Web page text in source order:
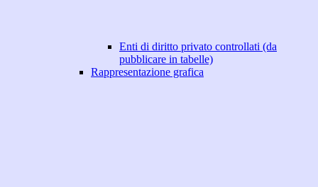
Enti di diritto privato controllati (da
pubblicare in tabelle)
Rappresentazione grafica